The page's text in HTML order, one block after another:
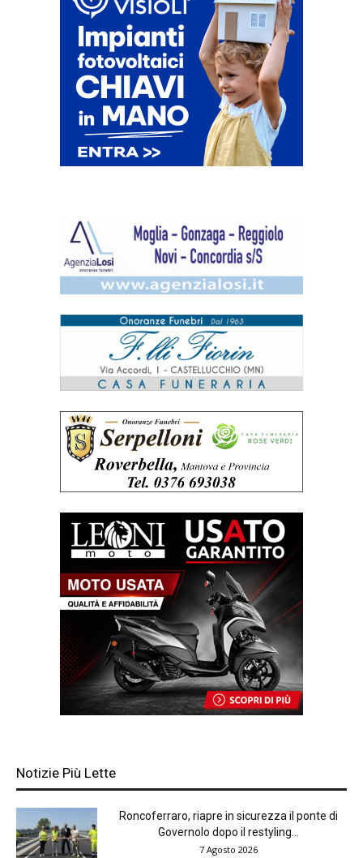
Notizie Più Lette
Roncoferraro, riapre in sicurezza il ponte di
Governolo dopo il restyling...
7 Agosto 2026